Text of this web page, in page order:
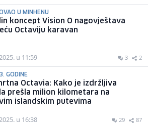
U MINHENU
koncept Vision O nagovještava
Octaviju karavan
u 11:59 3 2
GODINE
Octavia: Kako je izdržljiva
prešla milion kilometara na
islandskim putevima
u 16:38 29 87